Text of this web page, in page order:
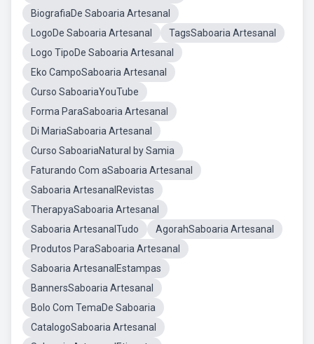
BiografiaDe Saboaria Artesanal
LogoDe Saboaria Artesanal
TagsSaboaria Artesanal
Logo TipoDe Saboaria Artesanal
Eko CampoSaboaria Artesanal
Curso SaboariaYouTube
Forma ParaSaboaria Artesanal
Di MariaSaboaria Artesanal
Curso SaboariaNatural by Samia
Faturando Com aSaboaria Artesanal
Saboaria ArtesanalRevistas
TherapyaSaboaria Artesanal
Saboaria ArtesanalTudo
AgorahSaboaria Artesanal
Produtos ParaSaboaria Artesanal
Saboaria ArtesanalEstampas
BannersSaboaria Artesanal
Bolo Com TemaDe Saboaria
CatalogoSaboaria Artesanal